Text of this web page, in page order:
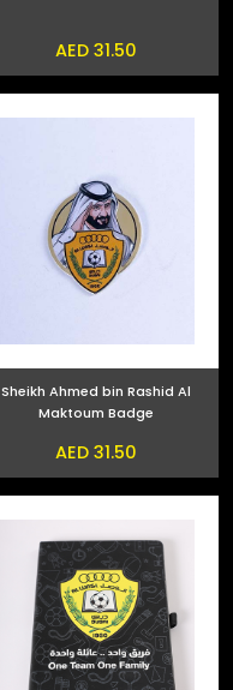
AED 31.50
Sheikh Ahmed bin Rashid Al
Maktoum Badge
AED 31.50